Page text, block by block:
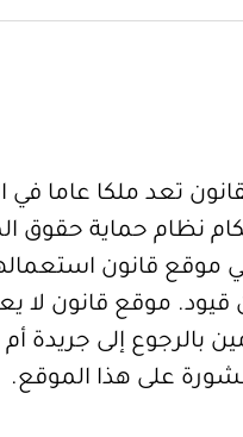
تعد ملكا عاما في
نظام حماية حقوق
موقع قانون
قيود. موقع قانون لا
بالرجوع إلى جريدة
على هذا الموقع.